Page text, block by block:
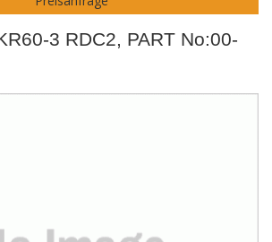
3 RDC2, PART No:00-